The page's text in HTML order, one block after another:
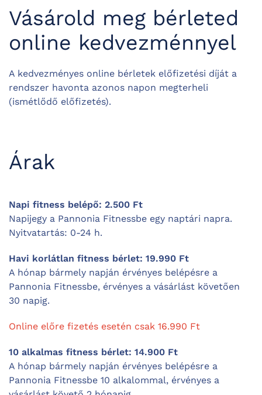
Vásárold meg bérleted
online kedvezménnyel
A kedvezményes online bérletek előfizetési díját a
rendszer havonta azonos napon megterheli
(ismétlődő előfizetés).
Árak
Napi fitness belépő: 2.500 Ft
Napijegy a Pannonia Fitnessbe egy naptári napra.
Nyitvatartás: 0-24 h.
Havi korlátlan fitness bérlet: 19.990 Ft
A hónap bármely napján érvényes belépésre a
Pannonia Fitnessbe, érvényes a vásárlást követően
30 napig.
Online előre fizetés esetén csak 16.990 Ft
10 alkalmas fitness bérlet: 14.900 Ft
A hónap bármely napján érvényes belépésre a
Pannonia Fitnessbe 10 alkalommal, érvényes a